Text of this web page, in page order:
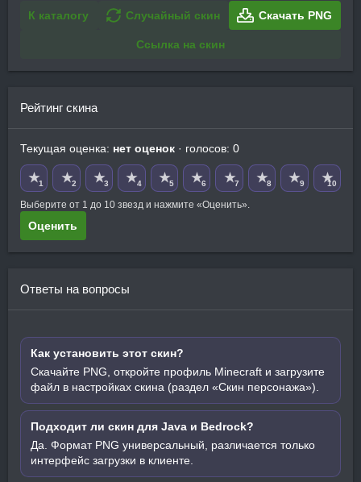
К каталогу Случайный скин Скачать PNG
Ссылка на скин
Рейтинг скина
Текущая оценка: нет оценок · голосов: 0
★1 ★2 ★3 ★4 ★5 ★6 ★7 ★8 ★9 ★10
Выберите от 1 до 10 звезд и нажмите «Оценить».
Оценить
Ответы на вопросы
Как установить этот скин?
Скачайте PNG, откройте профиль Minecraft и загрузите
файл в настройках скина (раздел «Скин персонажа»).
Подходит ли скин для Java и Bedrock?
Да. Формат PNG универсальный, различается только
интерфейс загрузки в клиенте.